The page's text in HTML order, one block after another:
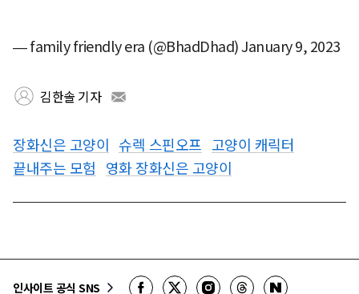
— family friendly era (@BhadDhad)January 9, 2023
김한솔 기자
장화신은 고양이 슈렉 스핀오프 고양이 캐릭터
끝내주는 모험 영화 장화신은 고양이
인사이트 공식 SNS